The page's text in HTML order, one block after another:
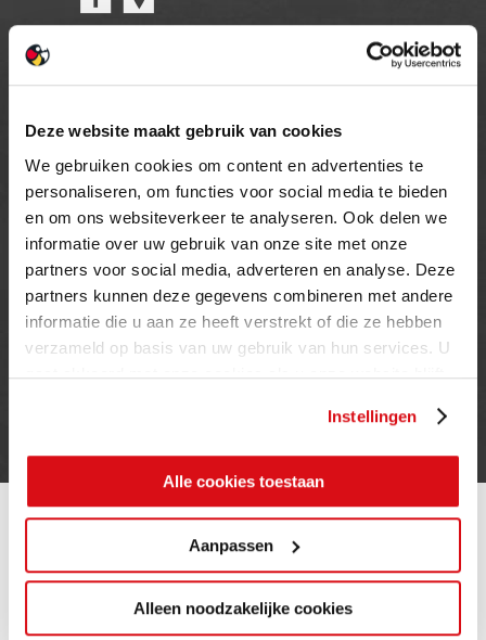
Deze website maakt gebruik van cookies
We gebruiken cookies om content en advertenties te
personaliseren, om functies voor social media te bieden
en om ons websiteverkeer te analyseren. Ook delen we
informatie over uw gebruik van onze site met onze
partners voor social media, adverteren en analyse. Deze
partners kunnen deze gegevens combineren met andere
informatie die u aan ze heeft verstrekt of die ze hebben
verzameld op basis van uw gebruik van hun services. U
gaat akkoord met onze cookies als u onze website blijft
Instellingen
Alle cookies toestaan
Aanpassen
Alleen noodzakelijke cookies
MAANDAG T/M VRIJDAG
08.00 TOT 17.00 UUR
ZATERDAG (enkel showroom)
09.00 TOT 12.00 UUR
ZONDAG
GESLOTEN
INFORMATIE
Privacy verklaring